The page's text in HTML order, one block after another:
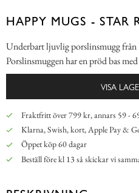
HAPPY MUGS - STAR
Underbart ljuvlig porslinsmugg
Porslinsmuggen har en pröd bas
VISA
Fraktfritt över 799 kr, annars 59 -
Klarna, Swish, kort, Apple Pay &
Öppet köp 60 dagar
Beställ före kl 13 så skickar vi